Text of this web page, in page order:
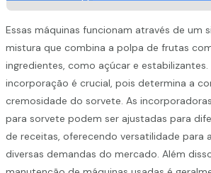
Essas máquinas funcionam através de um
mistura que combina a polpa de frutas
ingredientes, como açúcar e
incorporação é crucial, pois determina a
cremosidade do sorvete. As
para sorvete podem ser ajustadas para
de receitas, oferecendo versatilidade para
diversas demandas do mercado. Além